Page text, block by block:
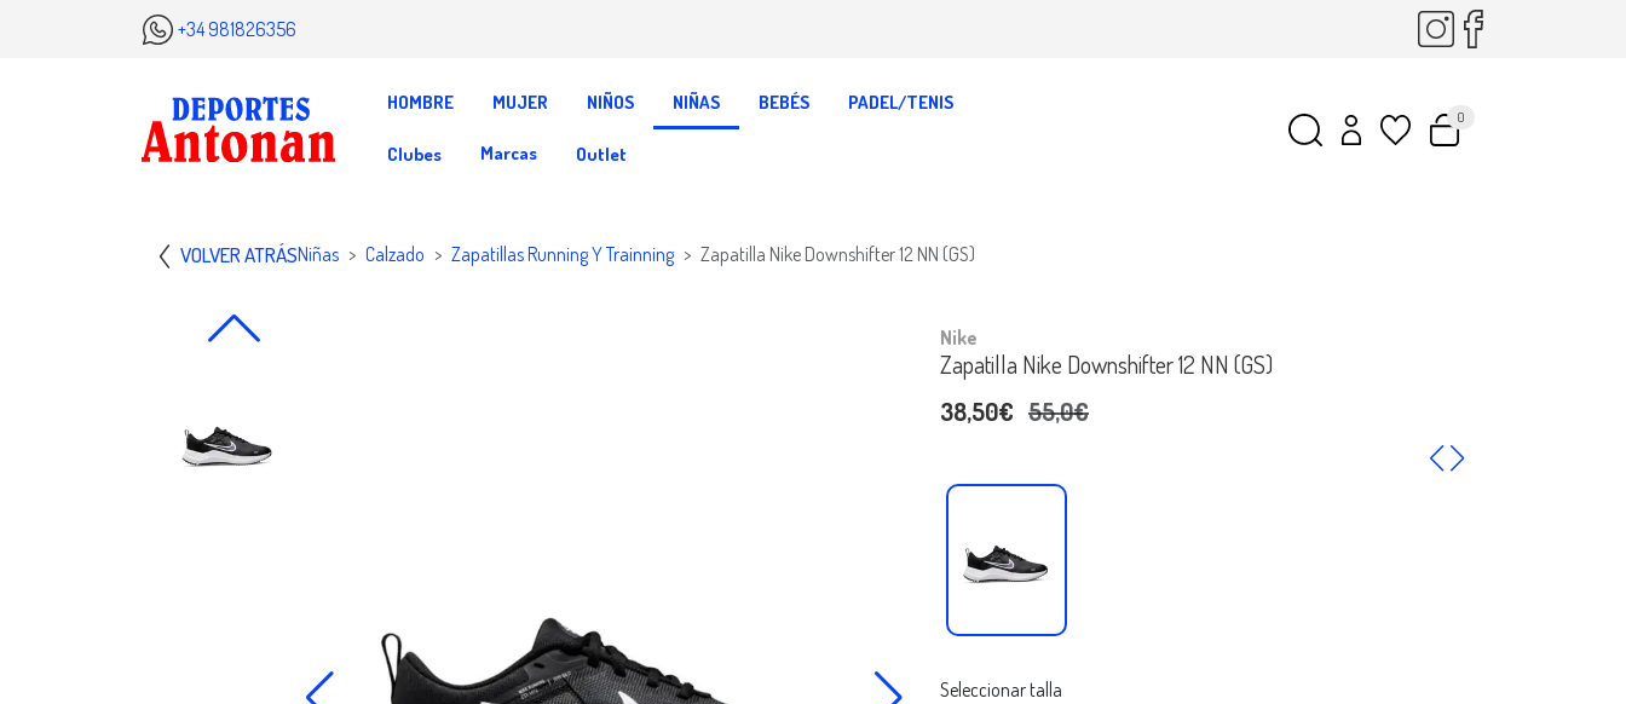
+34 981826356
HOMBRE MUJER NIÑOS NIÑAS BEBÉS PADEL/TENIS
Clubes Marcas Outlet
0
VOLVER ATRÁSNiñas Calzado Zapatillas Running Y Trainning Zapatilla Nike Downshifter 12 NN (GS)
Nike
Zapatilla Nike Downshifter 12 NN (GS)
38,50€ 55,0€
Seleccionar talla